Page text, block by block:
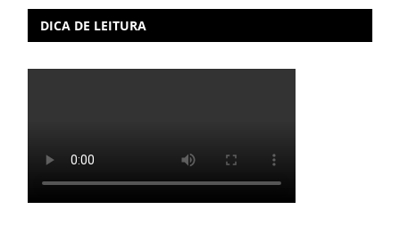
DICA DE LEITURA